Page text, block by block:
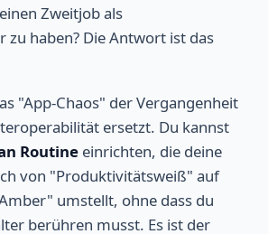
Zweitjob als
haben? Die Antwort ist das
"App-Chaos" der Vergangenheit
ersetzt. Du kannst
Routine einrichten, die deine
von "Produktivitätsweiß" auf
umstellt, ohne dass du
berühren musst. Es ist der